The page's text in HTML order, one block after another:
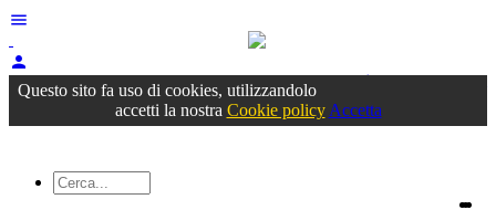
menu
person
Accedioppure registrati
Questo sito fa uso di cookies, utilizzandolo
accetti la nostra Cookie policy Accetta